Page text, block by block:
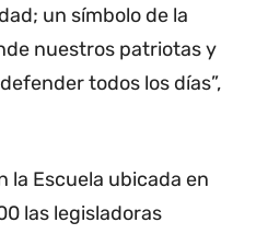
un símbolo de la
nuestros patriotas y
todos los días”,
la Escuela ubicada en
las legisladoras